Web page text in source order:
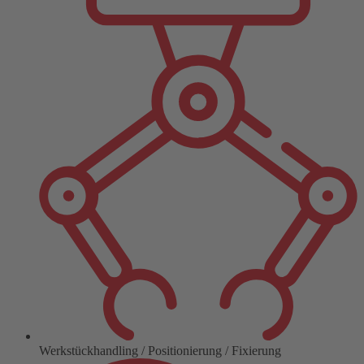
Werkstückhandling / Positionierung / Fixierung